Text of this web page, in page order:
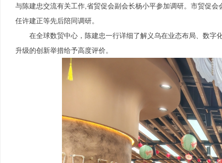
与陈建忠交流有关工作,省贸促会副会长杨小平参加调研。市贸促
任许建正等先后陪同调研。
在全球数贸中心，陈建忠一行详细了解义乌在业态布局、数
升级的创新举措给予高度评价。